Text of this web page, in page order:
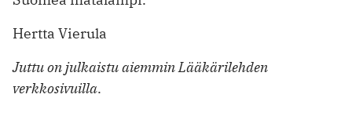
Hertta Vierula
Juttu on julkaistu aiemmin Lääkärilehden
verkkosivuilla.